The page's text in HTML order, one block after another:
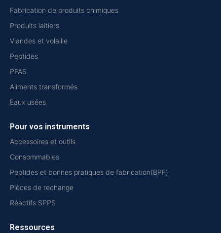
Fabrication de produits chimiques
Produits laitiers
Viandes et volaille
Peptides
PFAS
Aliments transformés
Eaux usées
Pour vos instruments
Accessoires et outils
Consommables
Peptides et bonnes pratiques de fabrication(BPF)
Pièces de rechange
Réactifs SPPS
Ressources